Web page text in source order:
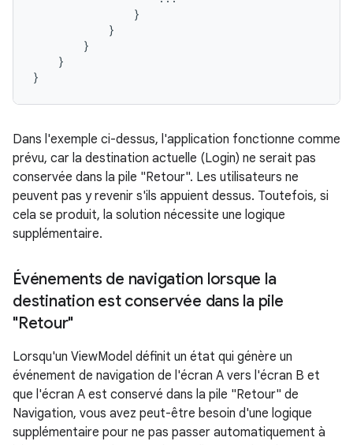
}
}
}
}
}
Dans l'exemple ci-dessus, l'application fonctionne comme
prévu, car la destination actuelle (Login) ne serait pas
conservée dans la pile "Retour". Les utilisateurs ne
peuvent pas y revenir s'ils appuient dessus. Toutefois, si
cela se produit, la solution nécessite une logique
supplémentaire.
Événements de navigation lorsque la
destination est conservée dans la pile
"Retour"
Lorsqu'un ViewModel définit un état qui génère un
événement de navigation de l'écran A vers l'écran B et
que l'écran A est conservé dans la pile "Retour" de
Navigation, vous avez peut-être besoin d'une logique
supplémentaire pour ne pas passer automatiquement à